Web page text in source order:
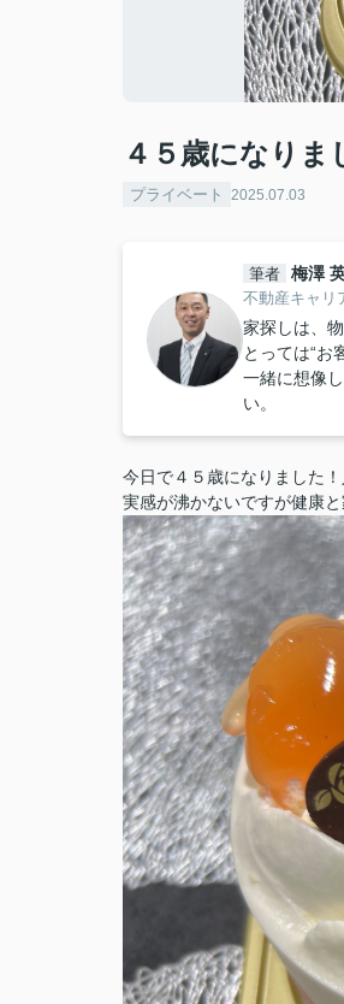
４５歳になりま
プライベート 2025.07.03
筆者 梅澤
不動産キャリ
家探しは、
とっては“お
一緒に想像
い。
今日で４５歳になりました！
実感が沸かないですが健康